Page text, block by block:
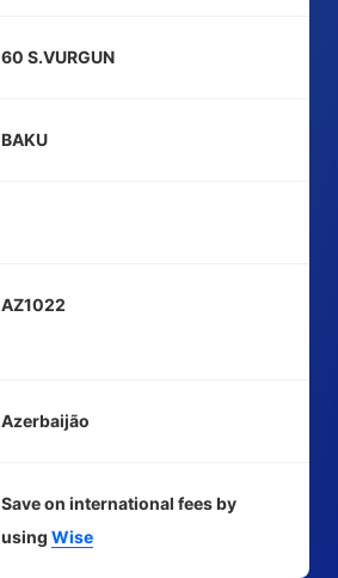
60 S.VURGUN
BAKU
AZ1022
Azerbaijão
Save on international fees by
using Wise